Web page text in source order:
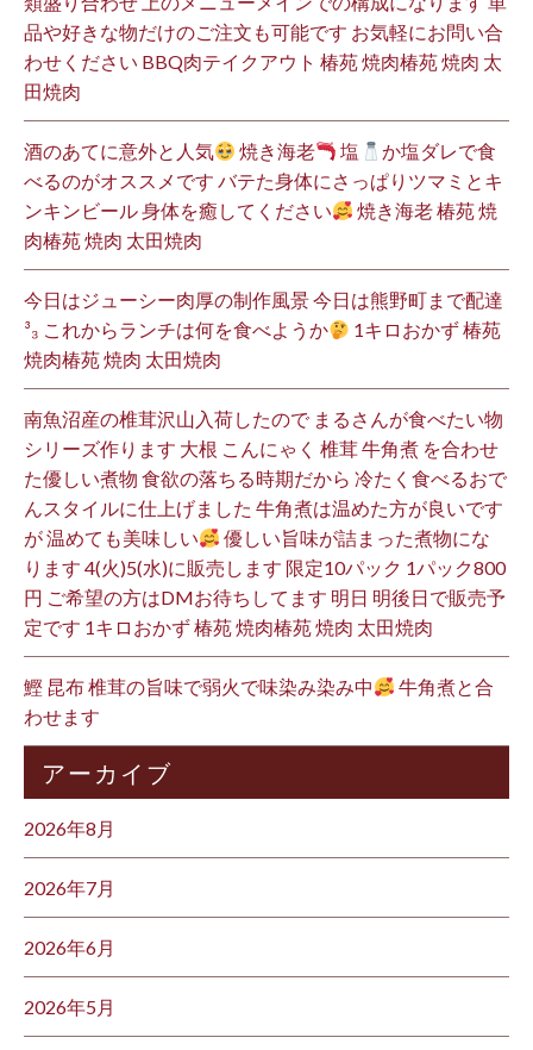
品や好きな物だけのご注文も可能です お気軽にお問い合
わせください BBQ肉テイクアウト 椿苑 焼肉椿苑 焼肉 太
田焼肉
酒のあてに意外と人気 焼き海老 塩
か塩ダレで食
べるのがオススメです バテた身体にさっぱりツマミとキ
ンキンビール 身体を癒してください
焼き海老 椿苑 焼
肉椿苑 焼肉 太田焼肉
今日はジューシー肉厚の制作風景 今日は熊野町まで配達
³₃ これからランチは何を食べようか
1キロおかず 椿苑
焼肉椿苑 焼肉 太田焼肉
南魚沼産の椎茸沢山入荷したので まるさんが食べたい物
シリーズ作ります 大根 こんにゃく 椎茸 牛角煮 を合わせ
た優しい煮物 食欲の落ちる時期だから 冷たく食べるおで
んスタイルに仕上げました 牛角煮は温めた方が良いです
が 温めても美味しい
優しい旨味が詰まった煮物にな
ります 4(火)5(水)に販売します 限定10パック 1パック800
円 ご希望の方はDMお待ちしてます 明日 明後日で販売予
定です 1キロおかず 椿苑 焼肉椿苑 焼肉 太田焼肉
鰹 昆布 椎茸の旨味で弱火で味染み染み中
牛角煮と合
わせます
アーカイブ
2026年8月
2026年7月
2026年6月
2026年5月